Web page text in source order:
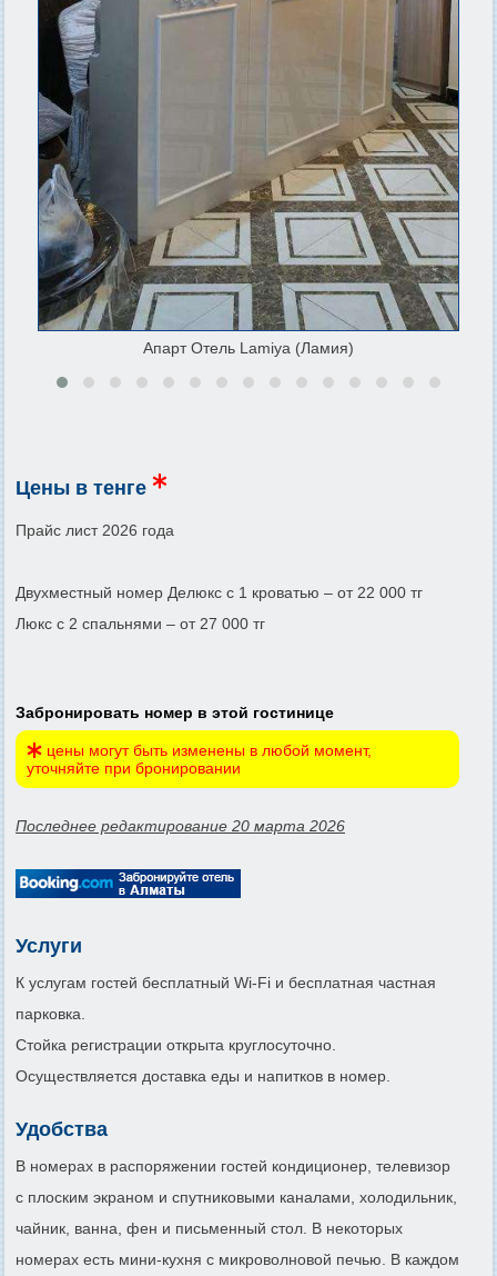
Апарт Отель Lamiya (Ламия)
Цены в тенге
Прайс лист 2026 года
Двухместный номер Делюкс с 1 кроватью – от 22 000 тг
Люкс с 2 спальнями – от 27 000 тг
Забронировать номер в этой гостинице
цены могут быть изменены в любой момент,
уточняйте при бронировании
Последнее редактирование 20 марта 2026
Услуги
К услугам гостей бесплатный Wi-Fi и бесплатная частная
парковка.
Стойка регистрации открыта круглосуточно.
Осуществляется доставка еды и напитков в номер.
Удобства
В номерах в распоряжении гостей кондиционер, телевизор
с плоским экраном и спутниковыми каналами, холодильник,
чайник, ванна, фен и письменный стол. В некоторых
номерах есть мини-кухня с микроволновой печью. В каждом